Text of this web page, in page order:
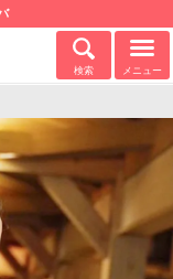
検索 メニュー